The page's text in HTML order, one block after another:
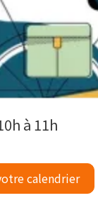
à 11h
calendrier